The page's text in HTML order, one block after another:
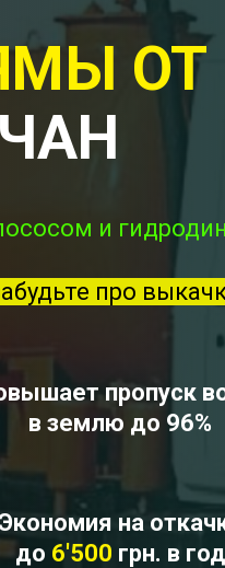
ОТ
и
про
пропуск
в землю до 96%
на
до 6'500 грн. в год